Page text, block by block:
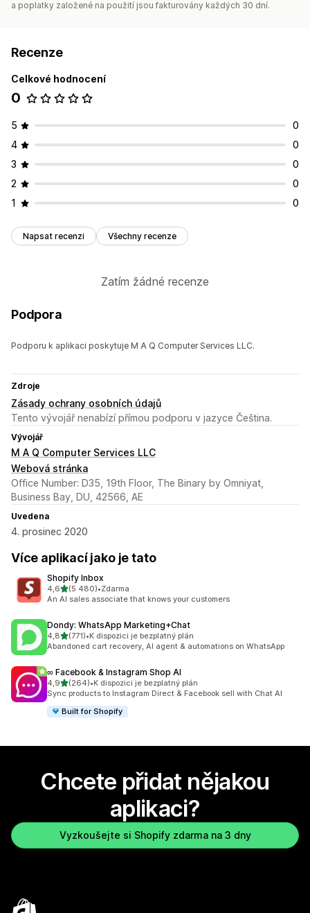
a poplatky založené na použití jsou fakturovány každých 30 dní.
Recenze
Celkové hodnocení
0
5
0
4
0
3
0
2
0
1
0
Napsat recenzi Všechny recenze
Zatím žádné recenze
Podpora
Podporu k aplikaci poskytuje M A Q Computer Services LLC.
Zdroje
Zásady ochrany osobních údajů
Tento vývojář nenabízí přímou podporu v jazyce Čeština.
Vývojář
M A Q Computer Services LLC
Webová stránka
Office Number: D35, 19th Floor, The Binary by Omniyat,
Business Bay, DU, 42566, AE
Uvedena
4. prosinec 2020
Více aplikací jako je tato
Shopify Inbox
4,6z 5 hvězd
(5 480)
Celkový počet recenzí: 5480
•Zdarma
An AI sales associate that knows your customers
Dondy: WhatsApp Marketing+Chat
4,8z 5 hvězd
(771)
Celkový počet recenzí: 771
•K dispozici je bezplatný plán
Abandoned cart recovery, AI agent & automations on WhatsApp
∞ Facebook & Instagram Shop AI
4,9z 5 hvězd
(264)
Celkový počet recenzí: 264
•K dispozici je bezplatný plán
Sync products to Instagram Direct & Facebook sell with Chat AI
Built for Shopify
Chcete přidat nějakou
aplikaci?
Vyzkoušejte si Shopify zdarma na 3 dny